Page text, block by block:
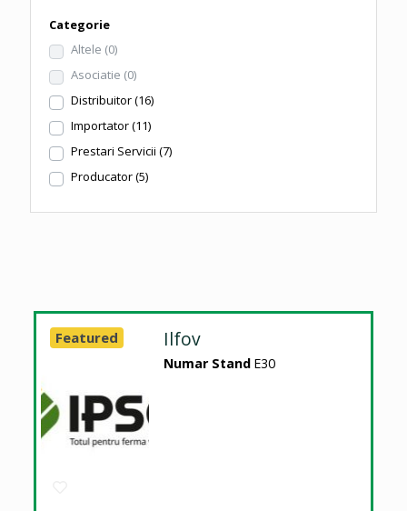
Categorie
Altele (0)
Asociatie (0)
Distribuitor(16)
Importator(11)
Prestari Servicii (7)
Producator(5)
Ilfov
Numar Stand E30
Featured